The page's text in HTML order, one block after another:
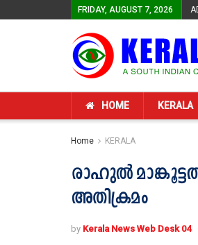
FRIDAY, AUGUST 7, 2026
HOME KERALA
Home KERALA
രാഹുൽ
അതിക്രമം
by Kerala News Web Desk 04